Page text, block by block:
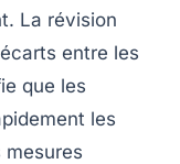
La révision
entre les
que les
les